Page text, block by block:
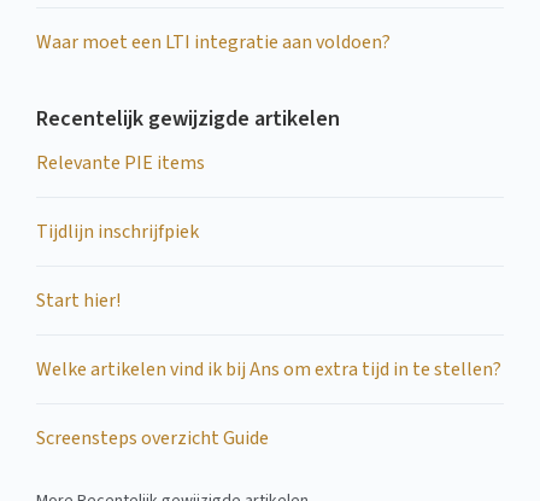
Waar moet een LTI integratie aan voldoen?
Recentelijk gewijzigde artikelen
Relevante PIE items
Tijdlijn inschrijfpiek
Start hier!
Welke artikelen vind ik bij Ans om extra tijd in te stellen?
Screensteps overzicht Guide